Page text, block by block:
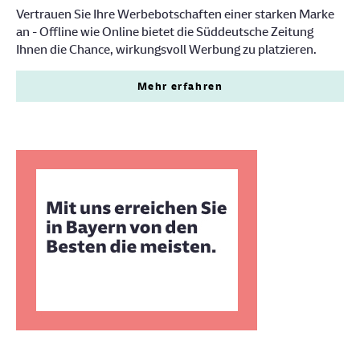
Vertrauen Sie Ihre Werbebotschaften einer starken Marke
an - Offline wie Online bietet die Süddeutsche Zeitung
Ihnen die Chance, wirkungsvoll Werbung zu platzieren.
Mehr erfahren